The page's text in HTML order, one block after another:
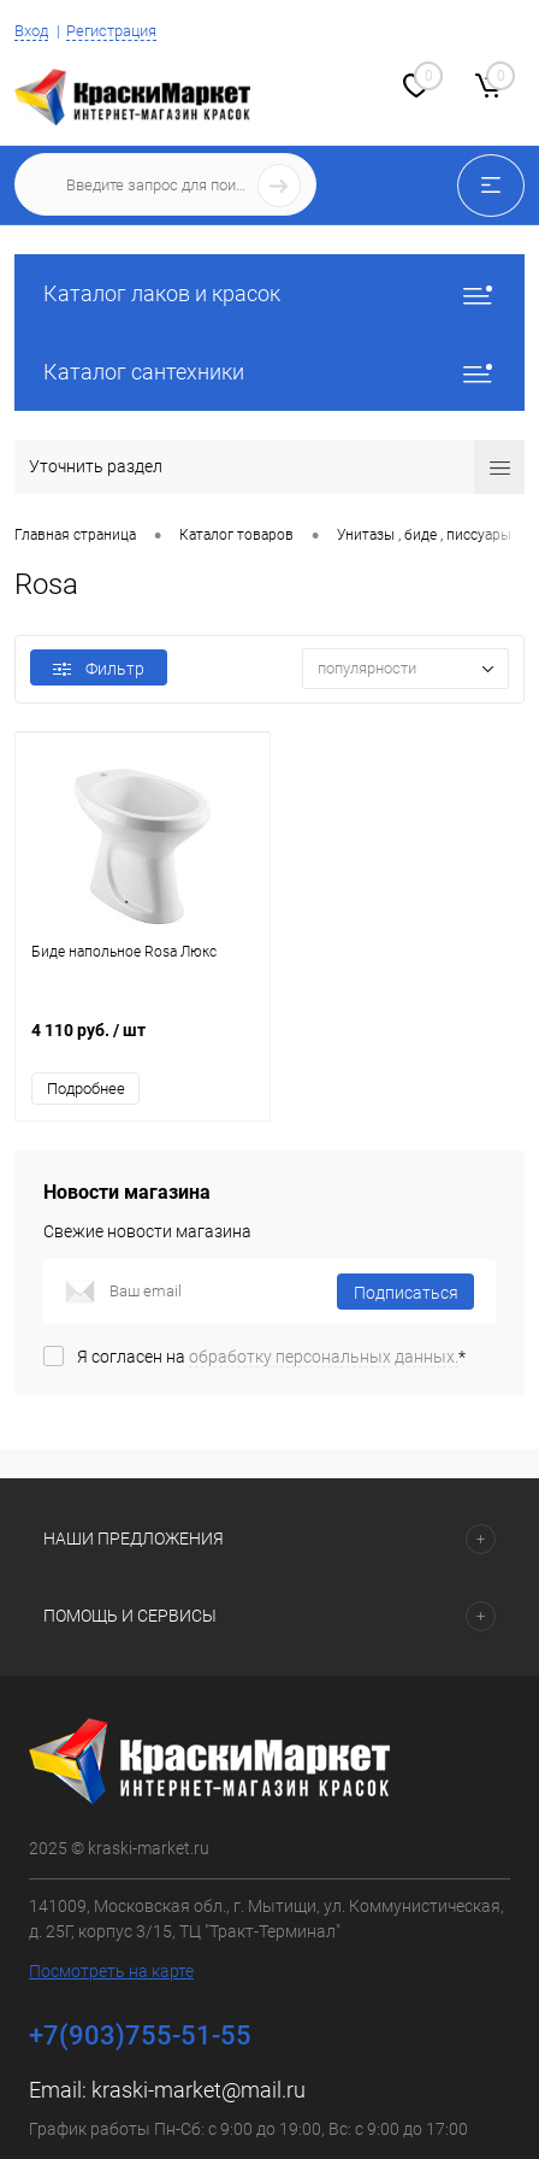
Вход Регистрация
0 0
Каталог лаков и красок
Каталог сантехники
Уточнить раздел
Главная страница • Каталог товаров • Унитазы , биде , писсуары
Rosa
Фильтр популярности
Биде напольное Rosa Люкс
4 110 руб. / шт
Подробнее
Новости магазина
Свежие новости магазина
Подписаться
Я согласен на обработку персональных данных.*
НАШИ ПРЕДЛОЖЕНИЯ
ПОМОЩЬ И СЕРВИСЫ
2025 © kraski-market.ru
141009, Московская обл., г. Мытищи, ул. Коммунистическая,
д. 25Г, корпус 3/15, ТЦ "Тракт-Терминал"
Посмотреть на карте
+7(903)755-51-55
Email: kraski-market@mail.ru
График работы Пн-Сб: с 9:00 до 19:00, Вс: с 9:00 до 17:00